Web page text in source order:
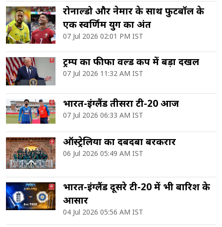
रोनाल्डो और नेमार के साथ फुटबॉल के
एक स्वर्णिम युग का अंत
07 Jul 2026 02:01 PM IST
ट्रम्प का फीफा वर्ल्ड कप में बड़ा दखल
07 Jul 2026 11:32 AM IST
भारत-इंग्लैंड तीसरा टी-20 आज
07 Jul 2026 06:33 AM IST
ऑस्ट्रेलिया का दबदबा बरकरार
06 Jul 2026 05:49 AM IST
भारत-इंग्लैंड दूसरे टी-20 में भी बारिश के
आसार
04 Jul 2026 05:56 AM IST